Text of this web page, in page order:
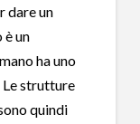
dare un
un
ha uno
Le strutture
quindi